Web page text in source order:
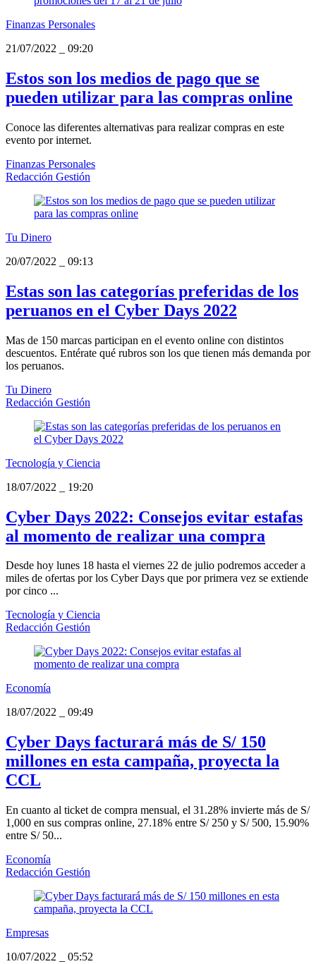
Finanzas Personales
21/07/2022
09:20
Estos son los medios de pago que se
pueden utilizar para las compras online
Conoce las diferentes alternativas para realizar compras en este
evento por internet.
Finanzas Personales
Redacción Gestión
Tu Dinero
20/07/2022
09:13
Estas son las categorías preferidas de los
peruanos en el Cyber Days 2022
Mas de 150 marcas participan en el evento online con distintos
descuentos. Entérate qué rubros son los que tienen más demanda por
los peruanos.
Tu Dinero
Redacción Gestión
Tecnología y Ciencia
18/07/2022
19:20
Cyber Days 2022: Consejos evitar estafas
al momento de realizar una compra
Desde hoy lunes 18 hasta el viernes 22 de julio podremos acceder a
miles de ofertas por los Cyber Days que por primera vez se extiende
por cinco ...
Tecnología y Ciencia
Redacción Gestión
Economía
18/07/2022
09:49
Cyber Days facturará más de S/ 150
millones en esta campaña, proyecta la
CCL
En cuanto al ticket de compra mensual, el 31.28% invierte más de S/
1,000 en sus compras online, 27.18% entre S/ 250 y S/ 500, 15.90%
entre S/ 50...
Economía
Redacción Gestión
Empresas
10/07/2022
05:52